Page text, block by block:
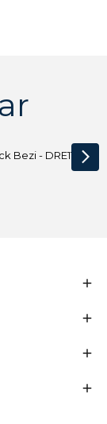
Açık Bej Duck Bezi - DRE1144 Kumaş Peçete